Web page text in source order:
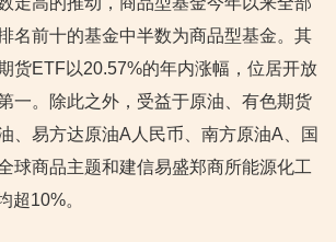
名前十的基金中半数为商品型基金。其
货ETF以20.57%的年内涨幅，位居开放
一。除此之外，受益于原油、有色期货
、易方达原油A人民币、南方原油A、国
球商品主题和建信易盛郑商所能源化工
超10%。